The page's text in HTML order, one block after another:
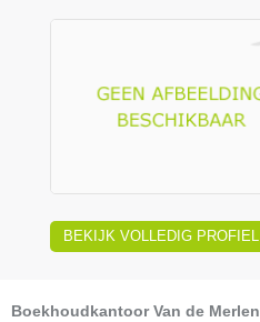
BEKIJK VOLLEDIG PROFIEL
Boekhoudkantoor Van de Merlen